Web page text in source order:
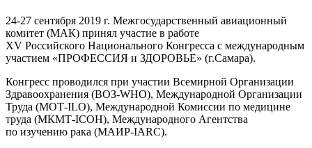
24-27 сентября 2019 г. Межгосударственный авиационный
комитет (МАК) принял участие в работе
XV Российского Национального Конгресса с международным
участием «ПРОФЕССИЯ и ЗДОРОВЬЕ» (г.Самара).
Конгресс проводился при участии Всемирной Организации
Здравоохранения (ВОЗ-WHO), Международной Организации
Труда (МОТ-ILO), Международной Комиссии по медицине
труда (МКМТ-ICOH), Международного Агентства
по изучению рака (МАИР-IARC).